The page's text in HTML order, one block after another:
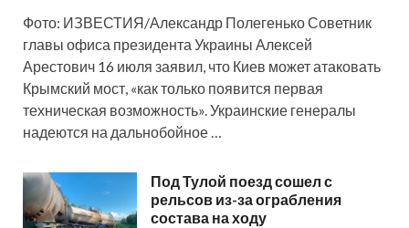
Фото: ИЗВЕСТИЯ/Александр Полегенько Советник
главы офиса президента Украины Алексей
Арестович 16 июля заявил, что Киев может атаковать
Крымский мост, «как только появится первая
техническая возможность». Украинские генералы
надеются на дальнобойное …
Под Тулой поезд сошел с
рельсов из-за ограбления
состава на ходу